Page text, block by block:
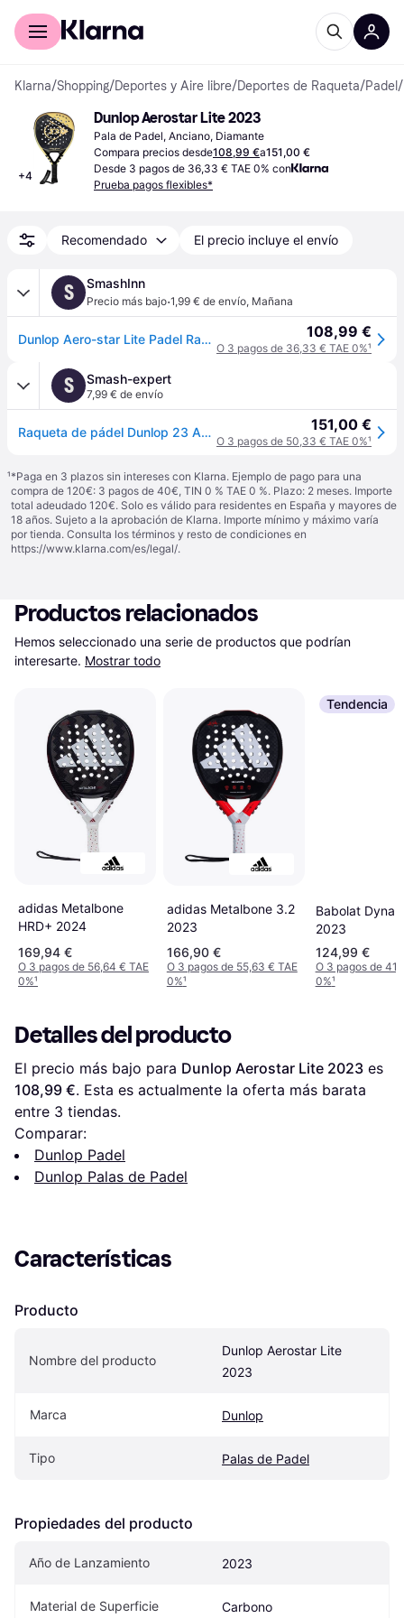
Comprar con Klarna
Klarna/Shopping/Deportes y Aire libre/Deportes de Raqueta/Padel /
+4
Dunlop Aerostar Lite 2023
Pala de Padel, Anciano, Diamante
Compara precios desde108,99 €a151,00 €
Desde 3 pagos de 36,33 € TAE 0% con
Prueba pagos flexibles*
Recomendado El precio incluye el envío
S SmashInn
Precio más bajo·1,99 € de envío, Mañana
Dunlop Aero-star Lite Padel Racket Plateado 108,99 €
O 3 pagos de 36,33 € TAE 0%¹
S Smash-expert
7,99 € de envío
Raqueta de pádel Dunlop 23 Aerostar Lite - Noir 151,00 €
O 3 pagos de 50,33 € TAE 0%¹
¹*Paga en 3 plazos sin intereses con Klarna. Ejemplo de pago para una
compra de 120€: 3 pagos de 40€, TIN 0 % TAE 0 %. Plazo: 2 meses. Importe
total adeudado 120€. Solo es válido para residentes en España y mayores de
18 años. Sujeto a la aprobación de Klarna. Importe mínimo y máximo varía
por tienda. Consulta los términos y resto de condiciones en
https://www.klarna.com/es/legal/.
Productos relacionados
Hemos seleccionado una serie de productos que podrían
interesarte. Mostrar todo
adidas Metalbone
HRD+ 2024
169,94 €
O 3 pagos de 56,64 € TAE
0%¹
adidas Metalbone 3.2
2023
166,90 €
O 3 pagos de 55,63 € TAE
0%¹
Tendencia
Babolat Dyna
2023
124,99 €
O 3 pagos de
0%¹
Detalles del producto
El precio más bajo para Dunlop Aerostar Lite 2023
108,99 €. Esta es actualmente la oferta más barata
entre 3 tiendas.
Comparar:
Dunlop Padel
Dunlop Palas de Padel
Características
Producto
Nombre del producto
Dunlop Aerostar Lite
2023
Marca Dunlop
Tipo Palas de Padel
Propiedades del producto
Año de Lanzamiento 2023
Material de Superficie Carbono